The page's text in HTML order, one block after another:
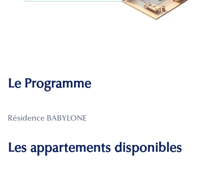
Le Programme
Résidence BABYLONE
Les appartements disponibles